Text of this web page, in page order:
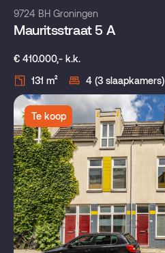
9724 BH Groningen
Mauritsstraat 5 A
€ 410.000,- k.k.
131 m²
4 (3 slaapkamers)
Te koop